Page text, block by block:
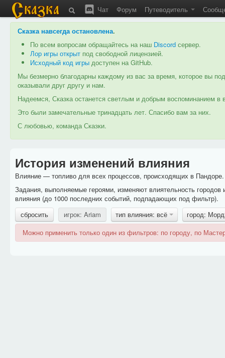
Чат Форум Путеводитель
Сказка навсегда остановлена.
По всем вопросам обращайтесь на наш Discord сервер.
Лор игры открыт под свободной лицензией.
Исходный код игры доступен на GitHub.
Мы безмерно благодарны каждому из вас за время, которое вы
оказывали друг другу и нам.
Надеемся, Сказка останется светлым и добрым воспоминанием
Это были замечательные тринадцать лет. Спасибо вам за них.
С любовью, команда Сказки.
История изменений влияния
Влияние — топливо для всех процессов, происходящих в
Задания, выполняемые героями, изменяют влиятельность
влияния (до 1000 последних событий, подпадающих под фильтр).
сбросить
игрок: Ariam тип влияния: всё
город:
Можно применить только один из фильтров: по городу, по